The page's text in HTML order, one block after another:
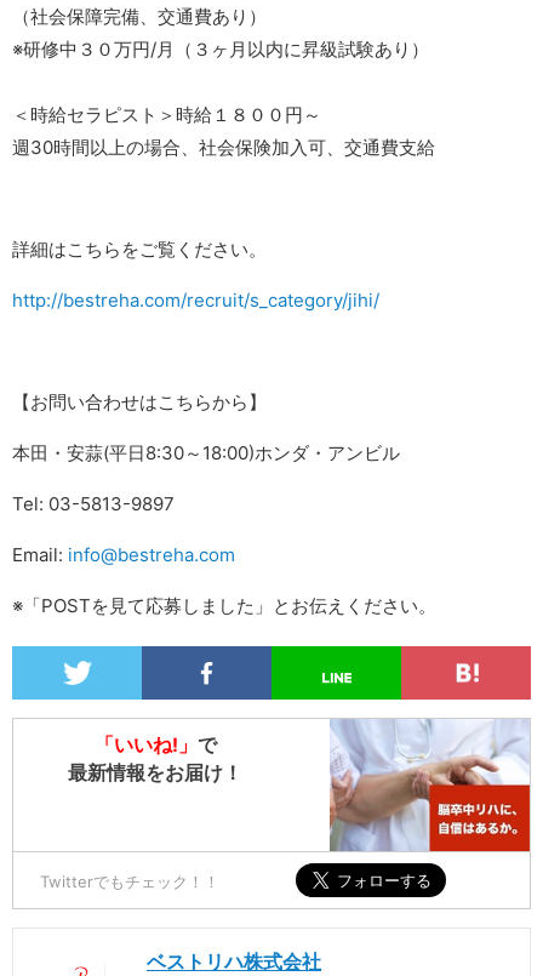
（社会保障完備、交通費あり）
※研修中３０万円/月（３ヶ月以内に昇級試験あり）
＜時給セラピスト＞時給１８００円～
週30時間以上の場合、社会保険加入可、交通費支給
詳細はこちらをご覧ください。
http://bestreha.com/recruit/s_category/jihi/
【お問い合わせはこちらから】
本田・安蒜(平日8:30～18:00)ホンダ・アンビル
Tel: 03-5813-9897
Email: info@bestreha.com
※「POSTを見て応募しました」とお伝えください。
「いいね!」 で
最新情報をお届け！
Twitterでもチェック！！
ベストリハ株式会社